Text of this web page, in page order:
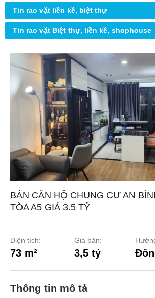
Tin rao vặt liền kề, biệt thự
Tin rao vặt Biệt thự, liền kề, shophouse
BÁN CĂN HỘ CHUNG CƯ AN
TÒA A5 GIÁ 3.5 TỶ
Diện tích:
73 m²
Giá bán:
3,5 tỷ
Thông tin mô tả